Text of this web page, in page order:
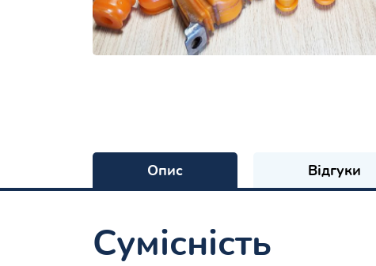
Опис Відгуки
Сумісність